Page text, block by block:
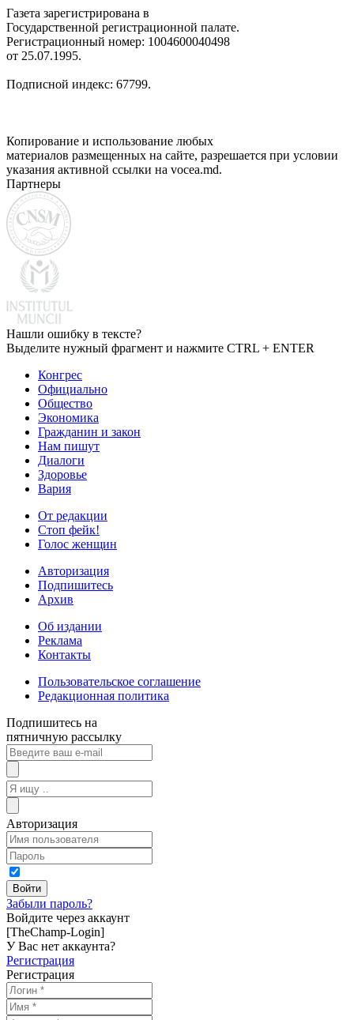
Газета зарегистрирована в
Государственной регистрационной палате.
Регистрационный номер: 1004600040498
от 25.07.1995.
Подписной индекс: 67799.
Копирование и использование любых
материалов размещенных на сайте, разрешается при условии
указания активной ссылки на vocea.md.
Партнеры
Нашли ошибку в тексте?
Выделите нужный фрагмент и нажмите CTRL + ENTER
Конгрес
Официально
Общество
Экономика
Гражданин и закон
Нам пишут
Диалоги
Здоровье
Вария
От редакции
Стоп фейк!
Голос женщин
Авторизация
Подпишитесь
Архив
Об издании
Реклама
Контакты
Пользовательское соглашение
Редакционная политика
Подпишитесь на
пятничную рассылку
Авторизация
Забыли пароль?
Войдите через аккаунт
[TheChamp-Login]
У Вас нет аккаунта?
Регистрация
Регистрация